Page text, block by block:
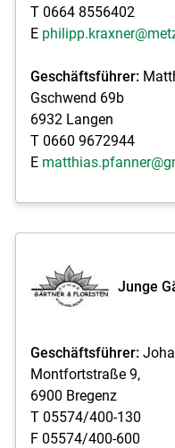
T 0664 8556402
E
Geschäftsführer:
Gschwend 69b
6932 Langen
T 0660 9672944
E
Junge
Geschäftsführer:
Montfortstraße 9,
6900 Bregenz
T 05574/400-130
F 05574/400-600